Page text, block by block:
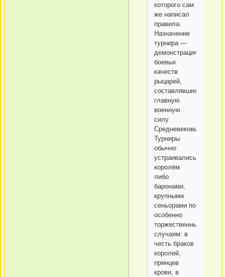
которого сам
же написал
правила.
Назначение
турнира —
демонстрация
боевых
качеств
рыцарей,
составлявших
главную
военную
силу
Средневековья.
Турниры
обычно
устраивались
королём
либо
баронами,
крупными
сеньорами по
особенно
торжественным
случаям: в
честь браков
королей,
принцев
крови, в